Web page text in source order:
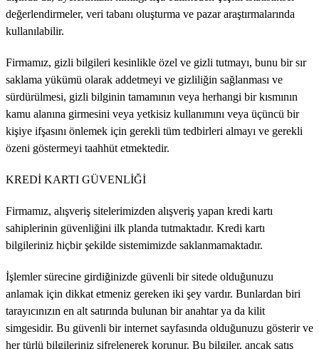
değerlendirmeler, veri tabanı oluşturma ve pazar araştırmalarında
kullanılabilir.
Firmamız, gizli bilgileri kesinlikle özel ve gizli tutmayı, bunu bir sır
saklama yükümü olarak addetmeyi ve gizliliğin sağlanması ve
sürdürülmesi, gizli bilginin tamamının veya herhangi bir kısmının
kamu alanına girmesini veya yetkisiz kullanımını veya üçüncü bir
kişiye ifşasını önlemek için gerekli tüm tedbirleri almayı ve gerekli
özeni göstermeyi taahhüt etmektedir.
KREDİ KARTI GÜVENLİĞİ
Firmamız, alışveriş sitelerimizden alışveriş yapan kredi kartı
sahiplerinin güvenliğini ilk planda tutmaktadır. Kredi kartı
bilgileriniz hiçbir şekilde sistemimizde saklanmamaktadır.
İşlemler sürecine girdiğinizde güvenli bir sitede olduğunuzu
anlamak için dikkat etmeniz gereken iki şey vardır. Bunlardan biri
tarayıcınızın en alt satırında bulunan bir anahtar ya da kilit
simgesidir. Bu güvenli bir internet sayfasında olduğunuzu gösterir ve
her türlü bilgileriniz şifrelenerek korunur. Bu bilgiler, ancak satış